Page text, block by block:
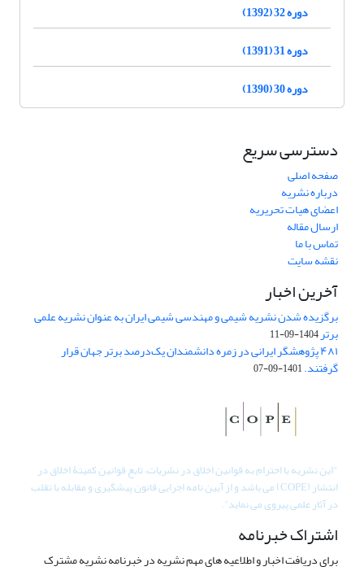
دوره 32 (1392)
دوره 31 (1391)
دوره 30 (1390)
دسترسی سریع
صفحه اصلی
درباره نشریه
اعضای هیات تحریریه
ارسال مقاله
تماس با ما
نقشه سایت
آخرین اخبار
برگزیده شدن نشریه شیمی و مهندسی شیمی ایران به عنوان نشریه علمی
برتر1404-09-11
۴۸۱ پژوهشگر ایرانی در زمره دانشمندان یک‌درصد برتر جهان قرار
گرفتند.1401-09-07
"این نشریه با احترام به قوانین اخلاق در نشریات، تابع قوانین کمیتۀ اخلاق در
انتشار (COPE) می باشد و از آیین نامه اجرایی قانون پیشگیری و مقابله با تقلب
در آثار علمی پیروی می نماید".
اشتراک خبرنامه
برای دریافت اخبار و اطلاعیه های مهم نشریه در خبرنامه نشریه مشترک